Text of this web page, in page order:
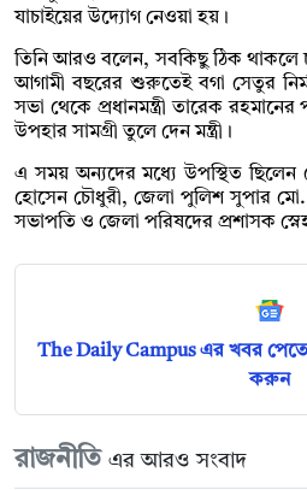
যাচাইয়ের উদ্যোগ নেওয়া হয়।
তিনি আরও বলেন, সবকিছু ঠিক থাকলে
আগামী বছরের শুরুতেই বগা সেতুর
সভা থেকে প্রধানমন্ত্রী তারেক
উপহার সামগ্রী তুলে দেন মন্ত্রী।
এ সময় অন্যদের মধ্যে উপস্থিত ছিলেন
হোসেন চৌধুরী, জেলা পুলিশ সুপার
সভাপতি ও জেলা পরিষদের প্রশাসক
The Daily Campus এর খবর
করুন
রাজনীতি এর আরও সংবাদ